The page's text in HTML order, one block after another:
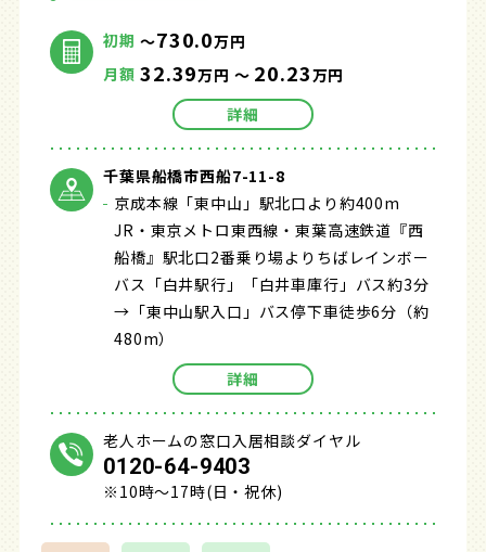
初期 ～730.0万円
月額 32.39万円 ～ 20.23万円
詳細
千葉県船橋市西船7-11-8
京成本線「東中山」駅北口より約400m
JR・東京メトロ東西線・東葉高速鉄道『西
船橋』駅北口2番乗り場よりちばレインボー
バス「白井駅行」「白井車庫行」バス約3分
→「東中山駅入口」バス停下車徒歩6分（約
480m）
詳細
老人ホームの窓口入居相談ダイヤル
0120-64-9403
※10時～17時(日・祝休)